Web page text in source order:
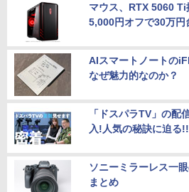
マウス、RTX 5060
5,000円オフで30万円
AIスマートノートの
なぜ魅力的なのか？
「ドスパラTV」の配
入!人気の秘訣に迫る!!
ソニーミラーレス一
まとめ